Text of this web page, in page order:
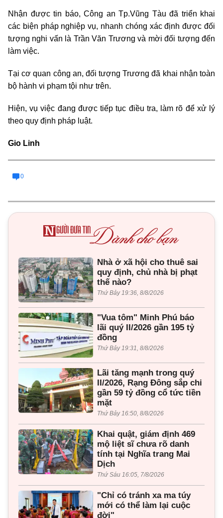
Nhận được tin báo, Công an Tp.Vũng Tàu đã triển khai
các biện pháp nghiệp vụ, nhanh chóng xác định được đối
tượng nghi vấn là Trần Văn Trương và mời đối tượng đến
làm việc.
Tại cơ quan công an, đối tượng Trương đã khai nhận toàn
bộ hành vi phạm tội như trên.
Hiện, vụ việc đang được tiếp tục điều tra, làm rõ để xử lý
theo quy định pháp luật.
Gio Linh
0
Nhà ở xã hội cho thuê sai
quy định, chủ nhà bị phạt
thế nào?
Thứ Bảy 19:36, 8/8/2026
"Vua tôm" Minh Phú báo
lãi quý II/2026 gần 195 tỷ
đồng
Thứ Bảy 19:31, 8/8/2026
Lãi tăng mạnh trong quý
II/2026, Rạng Đông sắp chi
gần 59 tỷ đồng cổ tức tiền
mặt
Thứ Bảy 16:50, 8/8/2026
Khai quật, giám định 469
mộ liệt sĩ chưa rõ danh
tính tại Nghĩa trang Mai
Dịch
Thứ Sáu 16:05, 7/8/2026
"Chỉ có tránh xa ma túy
mới có thể làm lại cuộc
đời"